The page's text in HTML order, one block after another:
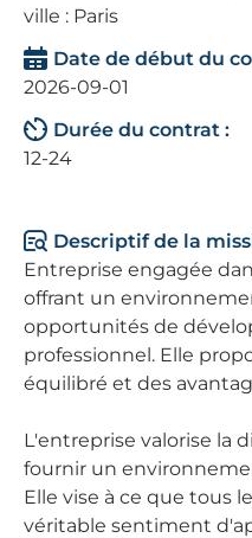
ville : Paris
Date de début du
2026-09-01
Durée du contrat :
12-24
Descriptif de la
Entreprise engagée
offrant un
opportunités de
professionnel. Elle
équilibré et des
L'entreprise valorise la
fournir un
Elle vise à ce que tous
véritable sentiment